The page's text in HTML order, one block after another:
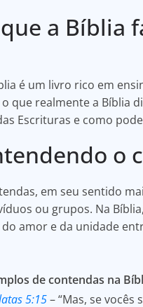
at
A
p
p
c
b
o
o
k
ar
a Bíblia
é um livro rico em
o que realmente a Bíblia
Escrituras e como
o
em seu sentido
ou grupos. Na
do amor e da unidade
de contendas na
5:15– “Mas, se